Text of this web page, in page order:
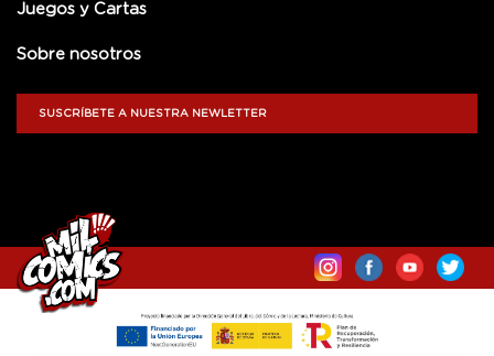
Juegos y Cartas
Sobre nosotros
SUSCRÍBETE A NUESTRA NEWLETTER